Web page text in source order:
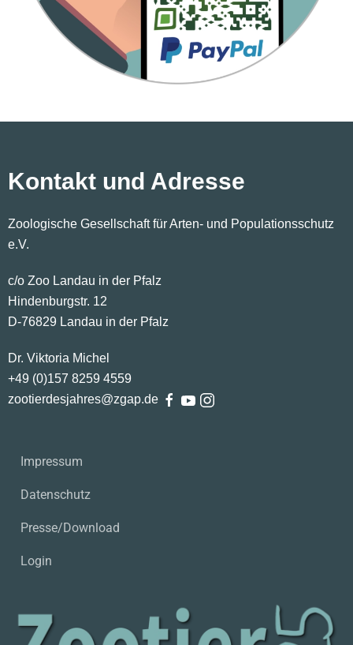
Kontakt und Adresse
Zoologische Gesellschaft für Arten- und Populationsschutz
e.V.
c/o Zoo Landau in der Pfalz
Hindenburgstr. 12
D-76829 Landau in der Pfalz
Dr. Viktoria Michel
+49 (0)157 8259 4559
zootierdesjahres@zgap.de
Impressum
Datenschutz
Presse/Download
Login